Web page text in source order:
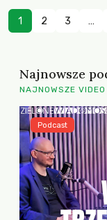
1 2 3 …
Najnowsze
NAJNOWSZE VIDEO
Podcast